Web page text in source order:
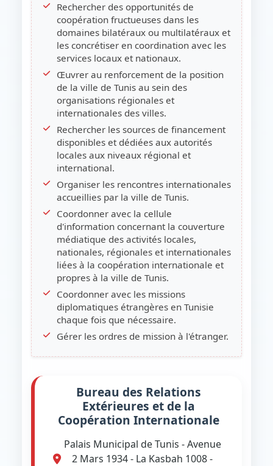
Rechercher des opportunités de
coopération fructueuses dans les
domaines bilatéraux ou multilatéraux et
les concrétiser en coordination avec les
services locaux et nationaux.
Œuvrer au renforcement de la position
de la ville de Tunis au sein des
organisations régionales et
internationales des villes.
Rechercher les sources de financement
disponibles et dédiées aux autorités
locales aux niveaux régional et
international.
Organiser les rencontres internationales
accueillies par la ville de Tunis.
Coordonner avec la cellule
d'information concernant la couverture
médiatique des activités locales,
nationales, régionales et internationales
liées à la coopération internationale et
propres à la ville de Tunis.
Coordonner avec les missions
diplomatiques étrangères en Tunisie
chaque fois que nécessaire.
Gérer les ordres de mission à l'étranger.
Bureau des Relations
Extérieures et de la
Coopération Internationale
Palais Municipal de Tunis - Avenue
2 Mars 1934 - La Kasbah 1008 -